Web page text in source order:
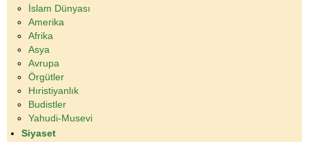
İslam Dünyası
Amerika
Afrika
Asya
Avrupa
Örgütler
Hıristiyanlık
Budistler
Yahudi-Musevi
Siyaset